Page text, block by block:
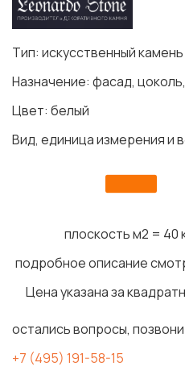
Тип: искусственный камень
Назначение: фасад,
Цвет: белый
Вид, единица измерения и
плоскость м2 = 40
подробное описание
Цена указана за
остались вопросы,
+7 (495) 191-58-15